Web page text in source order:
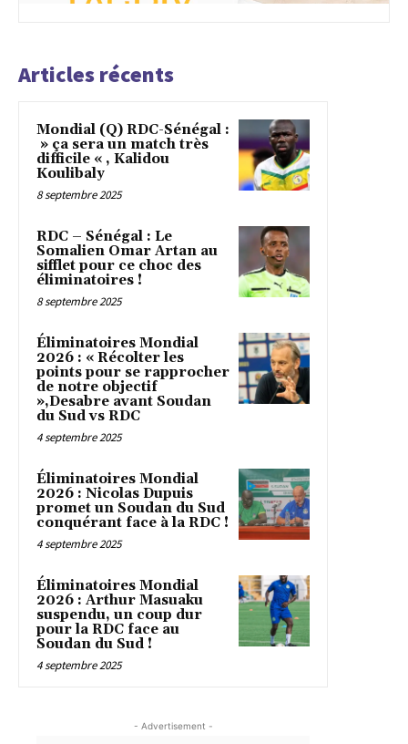
Articles récents
Mondial (Q) RDC-Sénégal :
» ça sera un match très
difficile « , Kalidou
Koulibaly
8 septembre 2025
RDC – Sénégal : Le
Somalien Omar Artan au
sifflet pour ce choc des
éliminatoires !
8 septembre 2025
Éliminatoires Mondial
2026 : « Récolter les
points pour se rapprocher
de notre objectif
»,Desabre avant Soudan
du Sud vs RDC
4 septembre 2025
Éliminatoires Mondial
2026 : Nicolas Dupuis
promet un Soudan du Sud
conquérant face à la RDC !
4 septembre 2025
Éliminatoires Mondial
2026 : Arthur Masuaku
suspendu, un coup dur
pour la RDC face au
Soudan du Sud !
4 septembre 2025
- Advertisement -